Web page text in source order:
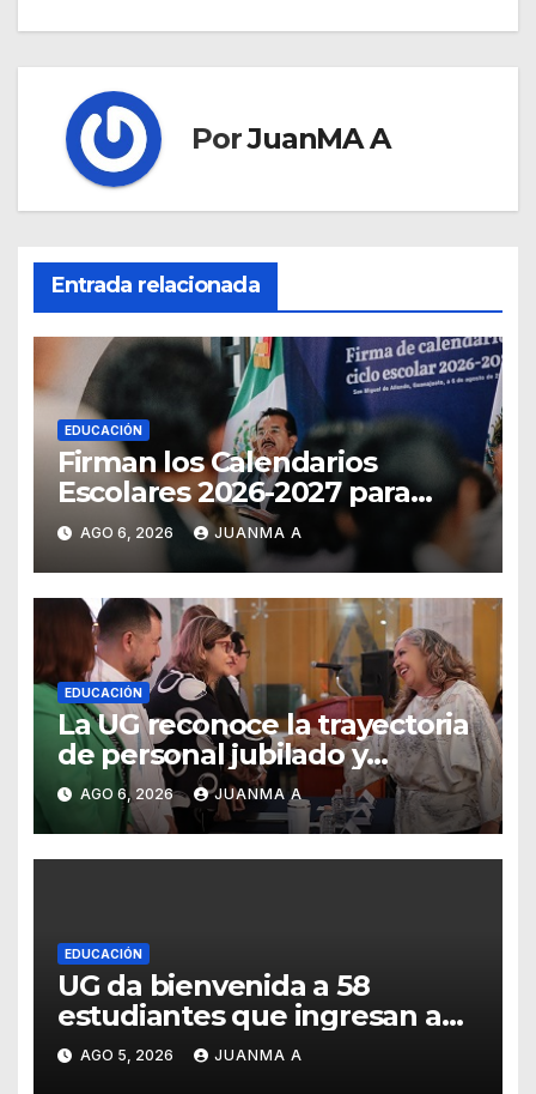
PorJuanMA A
Entrada relacionada
EDUCACIÓN
Firman los Calendarios
Escolares 2026-2027 para
Guanajuato
AGO 6, 2026 JUANMA A
EDUCACIÓN
La UG reconoce la trayectoria
de personal jubilado y
agradece su legado
AGO 6, 2026 JUANMA A
EDUCACIÓN
UG da bienvenida a 58
estudiantes que ingresan a
través de los programas de
equidad
AGO 5, 2026 JUANMA A